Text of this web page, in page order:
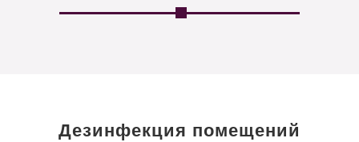
Дезинфекция помещений